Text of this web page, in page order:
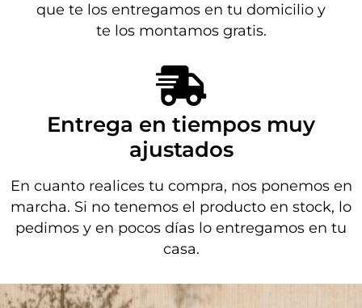
que te los entregamos en tu domicilio y
te los montamos gratis.
Entrega en tiempos muy
ajustados
En cuanto realices tu compra, nos ponemos en
marcha. Si no tenemos el producto en stock, lo
pedimos y en pocos días lo entregamos en tu
casa.